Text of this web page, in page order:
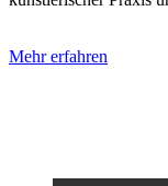
Mehr erfahren